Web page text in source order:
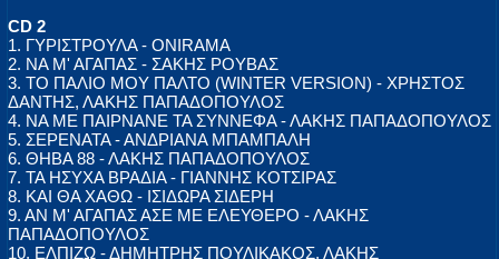
CD 2
1. ΓΥΡΙΣΤΡΟΥΛΑ - ONIRAMA
2. ΝΑ Μ' ΑΓΑΠΑΣ - ΣΑΚΗΣ ΡΟΥΒΑΣ
3. ΤΟ ΠΑΛΙΟ ΜΟΥ ΠΑΛΤΟ (WINTER VERSION) - ΧΡΗΣΤΟΣ
ΔΑΝΤΗΣ, ΛΑΚΗΣ ΠΑΠΑΔΟΠΟΥΛΟΣ
4. ΝΑ ΜΕ ΠΑΙΡΝΑΝΕ ΤΑ ΣΥΝΝΕΦΑ - ΛΑΚΗΣ ΠΑΠΑΔΟΠΟΥΛΟΣ
5. ΣΕΡΕΝΑΤΑ - ΑΝΔΡΙΑΝΑ ΜΠΑΜΠΑΛΗ
6. ΘΗΒΑ 88 - ΛΑΚΗΣ ΠΑΠΑΔΟΠΟΥΛΟΣ
7. ΤΑ ΗΣΥΧΑ ΒΡΑΔΙΑ - ΓΙΑΝΝΗΣ ΚΟΤΣΙΡΑΣ
8. ΚΑΙ ΘΑ ΧΑΘΩ - ΙΣΙΔΩΡΑ ΣΙΔΕΡΗ
9. ΑΝ Μ' ΑΓΑΠΑΣ ΑΣΕ ΜΕ ΕΛΕΥΘΕΡΟ - ΛΑΚΗΣ
ΠΑΠΑΔΟΠΟΥΛΟΣ
10. ΕΛΠΙΖΩ - ΔΗΜΗΤΡΗΣ ΠΟΥΛΙΚΑΚΟΣ, ΛΑΚΗΣ